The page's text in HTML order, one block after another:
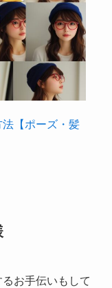
【ポーズ・髪
お手伝いもして